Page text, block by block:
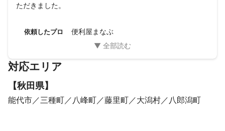
ただきました。
依頼したプロ 便利屋まなぶ
対応エリア
【秋田県】
能代市 三種町 八峰町 藤里町 大潟村 八郎潟町